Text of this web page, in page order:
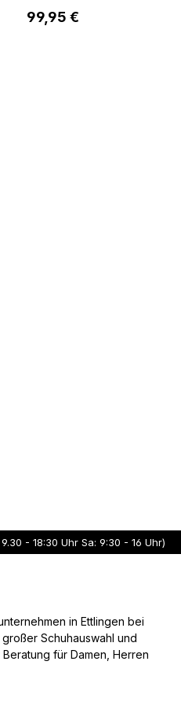
Regulärer Preis:
99,95 €
- 18:30 Uhr Sa: 9:30 - 16 Uhr)
in Ettlingen bei
großer Schuhauswahl und
für Damen, Herren